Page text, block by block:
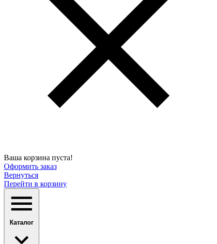
Ваша корзина пуста!
Оформить заказ
Вернуться
Перейти в корзину
Каталог